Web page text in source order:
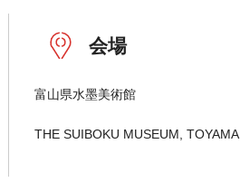
会場
富山県水墨美術館
THE SUIBOKU MUSEUM, TOYAMA